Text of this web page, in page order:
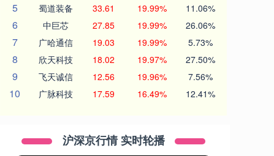
5 蜀道装备 33.61 19.99% 11.06%
6 中巨芯 27.85 19.99% 26.06%
7 广哈通信 19.03 19.99% 5.73%
8 欣天科技 18.02 19.97% 27.50%
9 飞天诚信 12.56 19.96% 7.56%
10 广脉科技 17.59 16.49% 12.41%
沪深京行情 实时轮播